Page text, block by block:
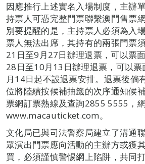
因應推行上述實名入場制度，主辦
持票人可憑完整門票聯繫澳門售票
別要提醒的是，主持票人必須為入
票人無法出席，其持有的兩張門票
21日至9月27日辦理退票，可以票
28日至10月13日辦理退票，可以
月14日起不設退票安排。退票後倘
位將陸續按候補抽籤的次序通知候
票網訂票熱線及查詢2855 5555，
www.macauticket.com。
文化局已與司法警察局建立了溝通
眾演出門票應向活動的主辦方或獲
買，必須謹慎警惕網上陷阱，共同